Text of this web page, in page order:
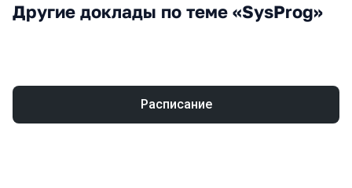
Другие доклады по теме «SysProg»
Расписание